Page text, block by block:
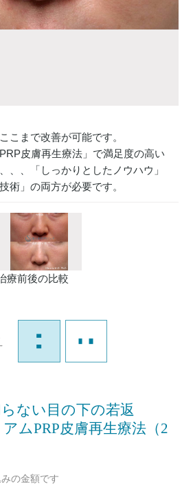
こまで改善が可能です。
皮膚再生療法」で満足度の高い
、、「しっかりとしたノウハウ」
術」の両方が必要です。
療前後の比較
らない目の下の若返
ムPRP皮膚再生療法（2
の金額です